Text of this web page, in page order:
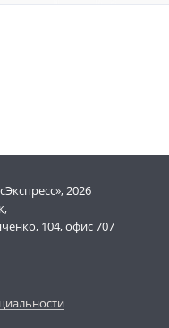
2026
104, офис 707